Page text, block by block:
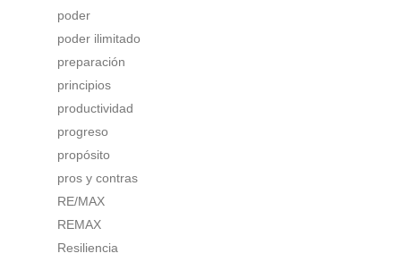
poder
poder ilimitado
preparación
principios
productividad
progreso
propósito
pros y contras
RE/MAX
REMAX
Resiliencia